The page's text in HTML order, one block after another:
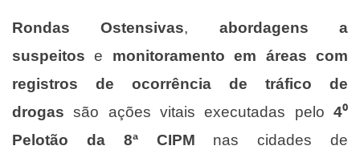
Rondas Ostensivas, abordagens a
suspeitos e monitoramento em áreas com
registros de ocorrência de tráfico de
drogas são ações vitais executadas pelo 4⁰
Pelotão da 8ª CIPM nas cidades de